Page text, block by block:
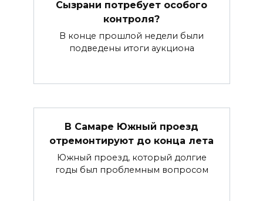
Сызрани потребует особого
контроля?
В конце прошлой недели были
подведены итоги аукциона
В Самаре Южный проезд
отремонтируют до конца лета
Южный проезд, который долгие
годы был проблемным вопросом